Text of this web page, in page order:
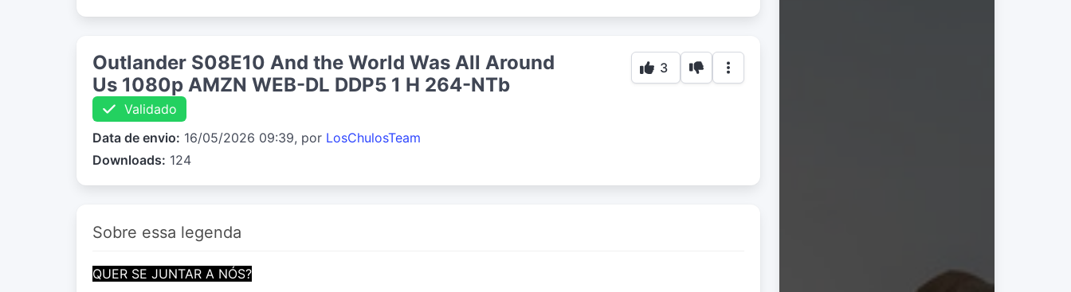
Outlander S08E10 And the World Was All Around
Us 1080p AMZN WEB-DL DDP5 1 H 264-NTb
Validado
Data de envio: 16/05/2026 09:39, por LosChulosTeam
Downloads: 124
3
Sobre essa legenda
QUER SE JUNTAR A NÓS?